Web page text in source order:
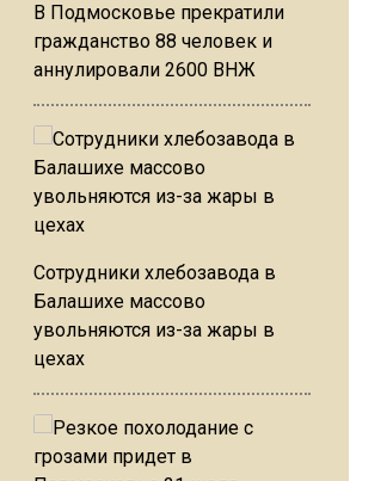
В Подмосковье прекратили
гражданство 88 человек и
аннулировали 2600 ВНЖ
Сотрудники хлебозавода в
Балашихе массово
увольняются из-за жары в
цехах